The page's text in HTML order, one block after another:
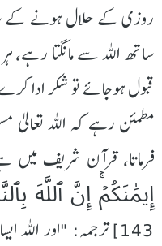
روزی کے حلال ہونے کے
ساتھ اللہ سے مانگتا رہے،
قبول ہوجائے تو شکر ادا
مطمئن رہے کہ اللہ تعالیٰ
فرماتا، قرآن شریف میں
إِيمَٰنَكُمۡۚ إِنَّ ٱللَّهَ
143] ترجمہ: "اور